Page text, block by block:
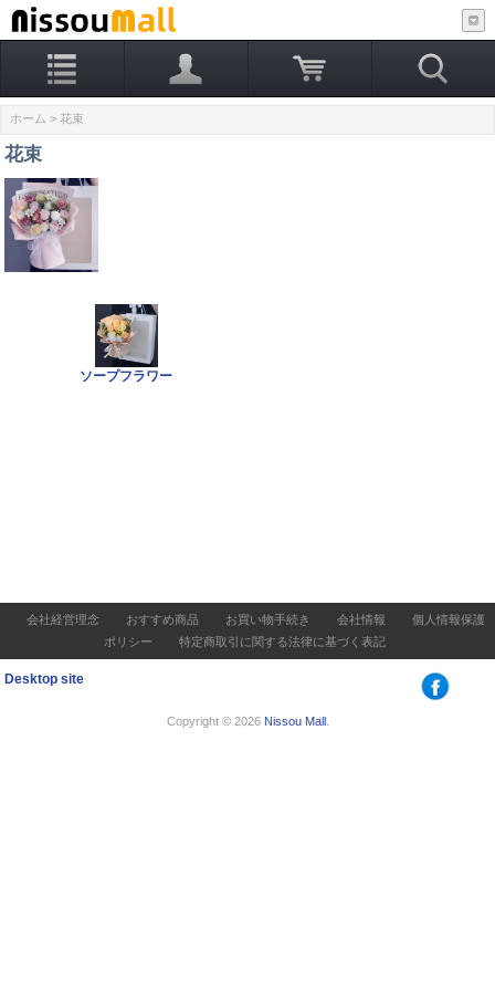
ホーム > 花束
花束
ソープフラワー
会社経営理念 おすすめ商品 お買い物手続き 会社情報
個人情報保護
ポリシー
特定商取引に関する法律に基づく表記
Desktop site
Copyright © 2026 Nissou Mall.